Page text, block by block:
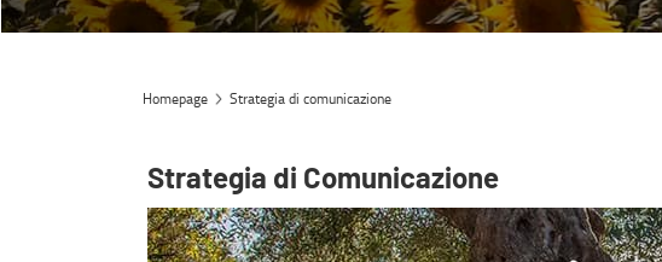
Homepage Strategia di comunicazione
Strategia di Comunicazione